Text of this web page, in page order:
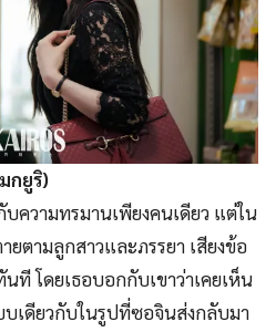
กยูริ)
วามทรมานเพียงคนเดียว แต่ใน
ตามลูกสาวและภรรยา เสียงข้อ
ที โดยเธอบอกกับเขาว่าเคยเห็น
เดียวกับในรูปที่ซอจินส่งกลับมา